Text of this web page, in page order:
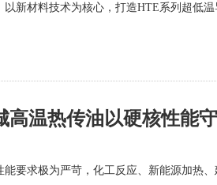
新材料技术为核心，打造HTE系列超低
高温热传油以硬核性能
要求极为严苛，化工反应、新能源加热